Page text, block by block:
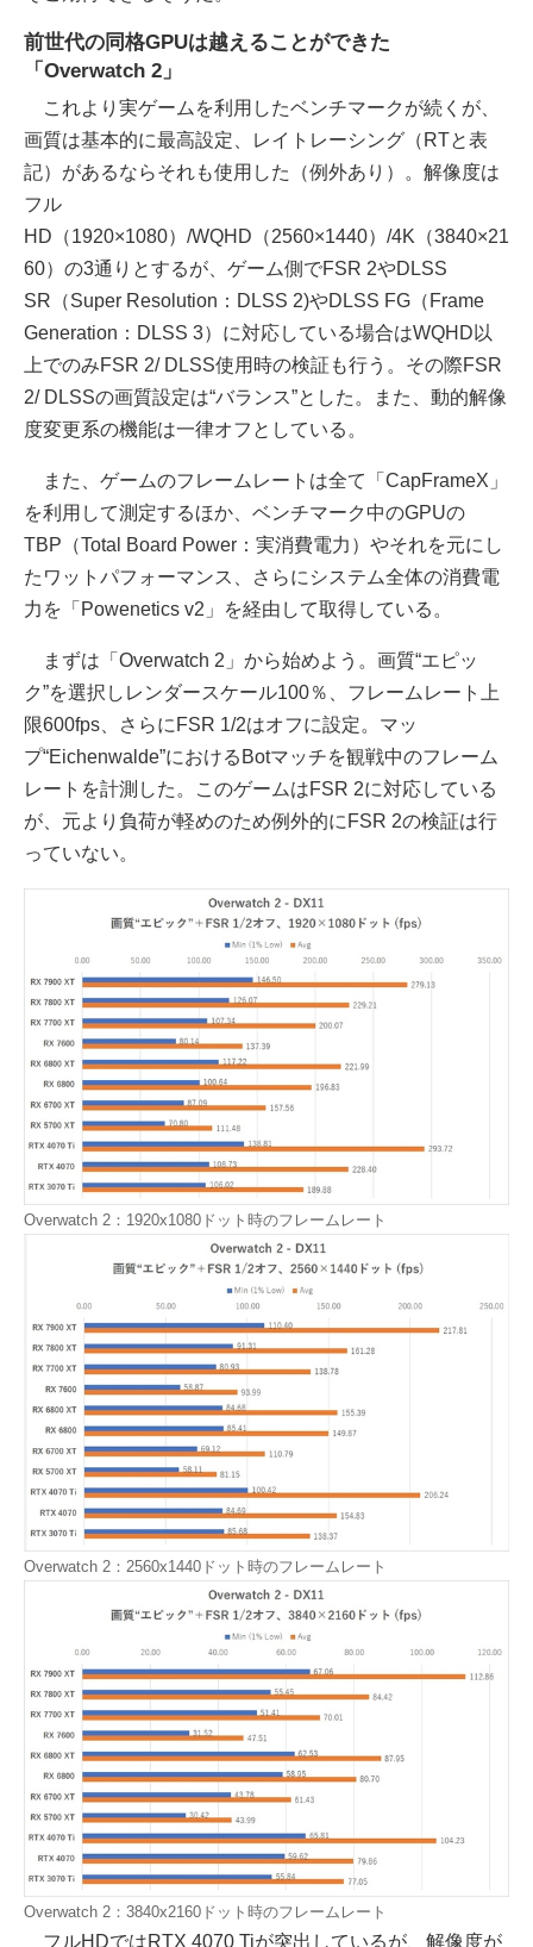
前世代の同格GPUは越えることができた
「Overwatch 2」
これより実ゲームを利用したベンチマークが続くが、
画質は基本的に最高設定、レイトレーシング（RTと表
記）があるならそれも使用した（例外あり）。解像度は
フル
HD（1920×1080）/WQHD（2560×1440）/4K（3840×21
60）の3通りとするが、ゲーム側でFSR 2やDLSS
SR（Super Resolution：DLSS 2)やDLSS FG（Frame
Generation：DLSS 3）に対応している場合はWQHD以
上でのみFSR 2/ DLSS使用時の検証も行う。その際FSR
2/ DLSSの画質設定は“バランス”とした。また、動的解像
度変更系の機能は一律オフとしている。
また、ゲームのフレームレートは全て「CapFrameX」
を利用して測定するほか、ベンチマーク中のGPUの
TBP（Total Board Power：実消費電力）やそれを元にし
たワットパフォーマンス、さらにシステム全体の消費電
力を「Powenetics v2」を経由して取得している。
まずは「Overwatch 2」から始めよう。画質“エピッ
ク”を選択しレンダースケール100％、フレームレート上
限600fps、さらにFSR 1/2はオフに設定。マッ
プ“Eichenwalde”におけるBotマッチを観戦中のフレーム
レートを計測した。このゲームはFSR 2に対応している
が、元より負荷が軽めのため例外的にFSR 2の検証は行
っていない。
Overwatch 2：1920x1080ドット時のフレームレート
Overwatch 2：2560x1440ドット時のフレームレート
Overwatch 2：3840x2160ドット時のフレームレート
フルHDではRTX 4070 Tiが突出しているが、解像度が